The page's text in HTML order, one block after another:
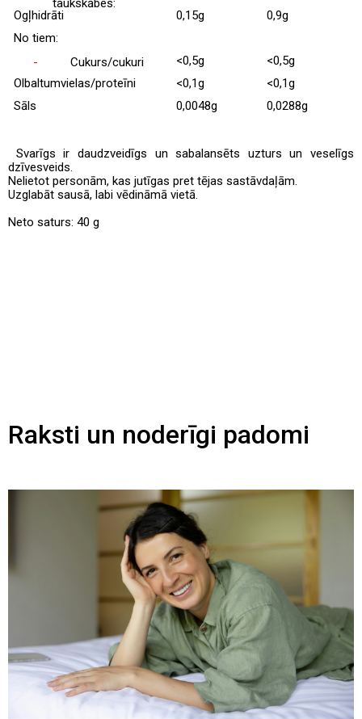
Ogļhidrāti
0,15g
0,9g
No tiem:
-
Cukurs/cukuri <0,5g
<0,5g
Olbaltumvielas/proteīni
<0,1g
<0,1g
Sāls
0,0048g 0,0288g
Svarīgs ir daudzveidīgs un sabalansēts uzturs un veselīgs
dzīvesveids.
Nelietot personām, kas jutīgas pret tējas sastāvdaļām.
Uzglabāt sausā, labi vēdināmā vietā.
Neto saturs: 40 g
Raksti un noderīgi padomi